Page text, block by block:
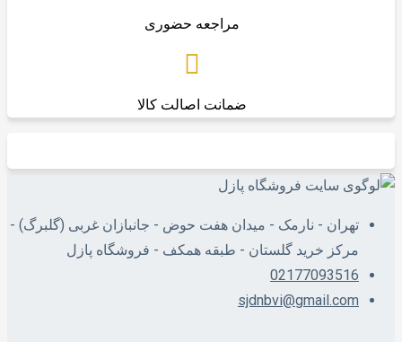
مراجعه حضوری
ضمانت اصالت کالا
تهران - نارمک - میدان هفت حوض - جانبازان غربی (گلبرگ) -
مرکز خرید گلستان - طبقه همکف - فروشگاه پازل
02177093516
sjdnbvi@gmail.com